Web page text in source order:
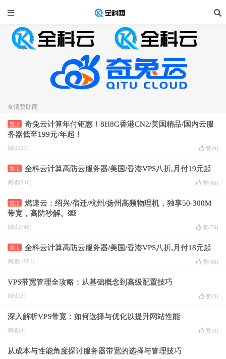
友情赞助商
奇兔云计算年付钜惠！8H8G香港CN2/美国精品/国内云服
务器低至199元/年起！
置顶
阅读(27) 赞(0)
全科云计算高防云服务器/美国/香港VPS八折,月付19元起
置顶
阅读(940) 赞(86)
燃速云：绍兴/宿迁/杭州/扬州高频物理机，独享50-300M
带宽，高防秒解。￼
置顶
阅读(748) 赞(76)
全科云计算高防云服务器/美国/香港VPS八折,月付18元起
置顶
阅读(1981) 赞(98)
VPS带宽管理全攻略：从基础概念到高级配置技巧
阅读(3) 赞(0)
深入解析VPS带宽：如何选择与优化以提升网站性能
阅读(4) 赞(0)
从成本与性能角度探讨服务器带宽的选择与管理技巧